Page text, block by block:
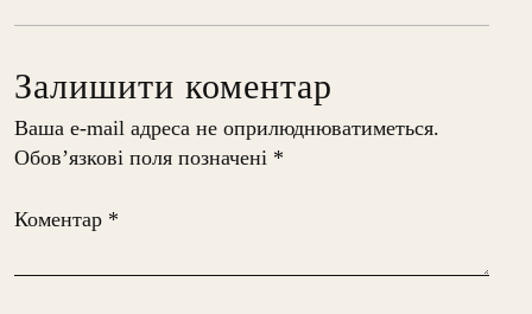
Залишити коментар
Ваша e-mail адреса не оприлюднюватиметься.
Обов’язкові поля позначені *
Коментар *